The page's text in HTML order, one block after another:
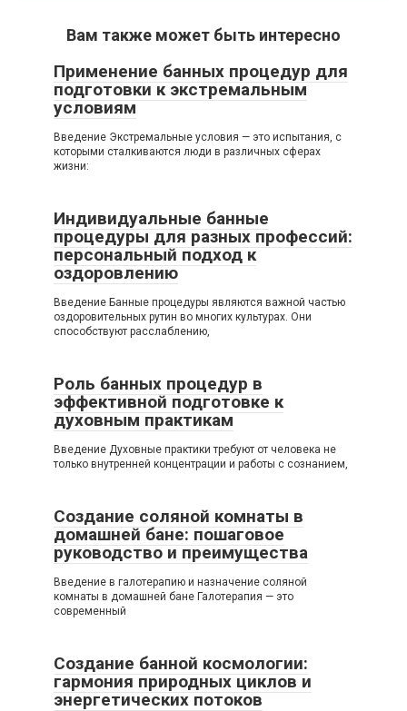
Вам также может быть интересно
Применение банных процедур для
подготовки к экстремальным
условиям
Введение Экстремальные условия — это испытания, с
которыми сталкиваются люди в различных сферах
жизни:
Индивидуальные банные
процедуры для разных профессий:
персональный подход к
оздоровлению
Введение Банные процедуры являются важной частью
оздоровительных рутин во многих культурах. Они
способствуют расслаблению,
Роль банных процедур в
эффективной подготовке к
духовным практикам
Введение Духовные практики требуют от человека не
только внутренней концентрации и работы с сознанием,
Создание соляной комнаты в
домашней бане: пошаговое
руководство и преимущества
Введение в галотерапию и назначение соляной
комнаты в домашней бане Галотерапия — это
современный
Создание банной космологии:
гармония природных циклов и
энергетических потоков